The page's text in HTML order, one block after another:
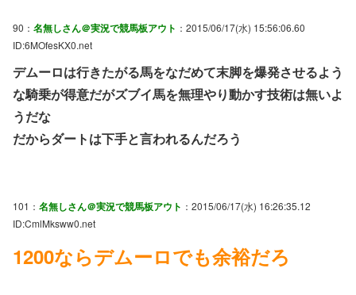
90： 名無しさん＠実況で競馬板アウト ：2015/06/17(水) 15:56:06.60
ID:6MOfesKX0.net
デムーロは行きたがる馬をなだめて末脚を爆発させるよう
な騎乗が得意だがズブイ馬を無理やり動かす技術は無いよ
うだな
だからダートは下手と言われるんだろう
101： 名無しさん＠実況で競馬板アウト ：2015/06/17(水) 16:26:35.12
ID:CmlMksww0.net
1200ならデムーロでも余裕だろ